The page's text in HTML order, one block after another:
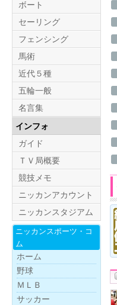
ボート
セーリング
フェンシング
馬術
近代５種
五輪一般
名言集
インフォ
ガイド
ＴＶ局概要
競技メモ
ニッカンアカウント
ニッカンスタジアム
ニッカンスポーツ・ コ
ム
ホーム
野球
ＭＬＢ
サッカー